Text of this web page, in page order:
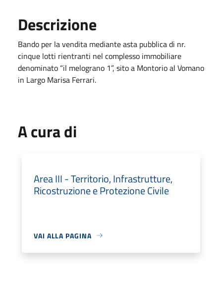
Descrizione
Bando per la vendita mediante asta pubblica di nr.
cinque lotti rientranti nel complesso immobiliare
denominato “il melograno 1”, sito a Montorio al Vomano
in Largo Marisa Ferrari.
A cura di
Area III - Territorio, Infrastrutture,
Ricostruzione e Protezione Civile
VAI ALLA PAGINA